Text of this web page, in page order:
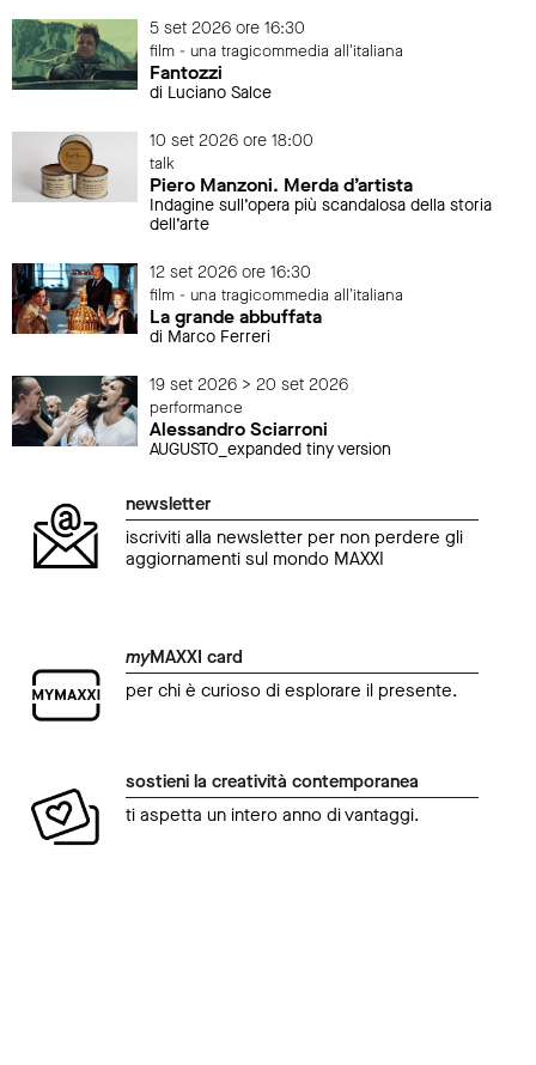
5 set 2026 ore 16:30
film - una tragicommedia all'italiana
Fantozzi
di Luciano Salce
10 set 2026 ore 18:00
talk
Piero Manzoni. Merda d’artista
Indagine sull’opera più scandalosa della storia
dell’arte
12 set 2026 ore 16:30
film - una tragicommedia all'italiana
La grande abbuffata
di Marco Ferreri
19 set 2026 > 20 set 2026
performance
Alessandro Sciarroni
AUGUSTO_expanded tiny version
newsletter
iscriviti alla newsletter per non perdere gli
aggiornamenti sul mondo MAXXI
myMAXXI card
per chi è curioso di esplorare il presente.
sostieni la creatività contemporanea
ti aspetta un intero anno di vantaggi.